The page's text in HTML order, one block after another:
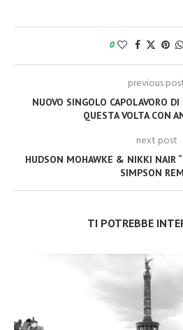
0
previous
NUOVO SINGOLO CAPOLAVORO
QUESTA VOLTA CON
next post
HUDSON MOHAWKE & NIKKI NAIR
SIMPSON
TI POTREBBE